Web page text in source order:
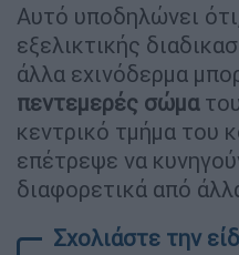
Αυτό υποδηλώνει
εξελικτικής
άλλα εχινόδερμα
πεντεμερές σώμα
κεντρικό τμήμα του
επέτρεψε να
διαφορετικά από